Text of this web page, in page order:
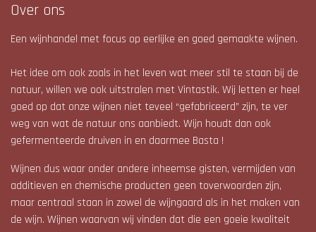
Over ons
Een wijnhandel met focus op eerlijke en goed gemaakte wijnen.
Het idee om ook zoals in het leven wat meer stil te staan bij de
natuur, willen we ook uitstralen met Vintastik. Wij letten er heel
goed op dat onze wijnen niet teveel “gefabriceerd” zijn, te ver
weg van wat de natuur ons aanbiedt. Wijn houdt dan ook
gefermenteerde druiven in en daarmee Basta !
Wijnen dus waar onder andere inheemse gisten, vermijden van
additieven en chemische producten geen toverwoorden zijn,
maar centraal staan in zowel de wijngaard als in het maken van
de wijn. Wijnen waarvan wij vinden dat die een goeie kwaliteit